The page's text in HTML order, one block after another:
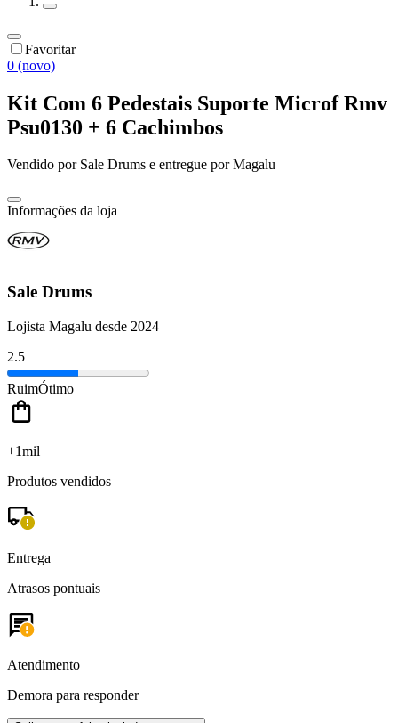
Favoritar
0 (novo)
Kit Com 6 Pedestais Suporte Microf Rmv
Psu0130 + 6 Cachimbos
Vendido por Sale Drums e entregue por Magalu
Informações da loja
Sale Drums
Lojista Magalu desde 2024
2.5
RuimÓtimo
+1mil
Produtos vendidos
Entrega
Atrasos pontuais
Atendimento
Demora para responder